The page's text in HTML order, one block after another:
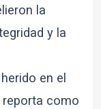
la
y la
en el
como